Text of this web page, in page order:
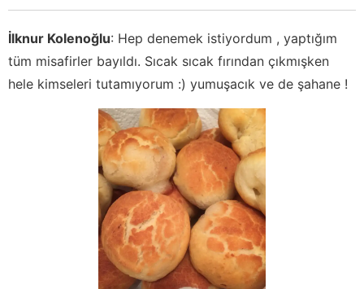
İlknur Kolenoğlu: Hep denemek istiyordum , yaptığım
tüm misafirler bayıldı. Sıcak sıcak fırından çıkmışken
hele kimseleri tutamıyorum :) yumuşacık ve de şahane !